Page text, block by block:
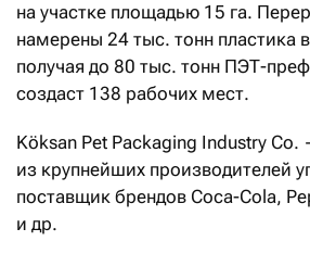
на участке площадью 15 га.
намерены 24 тыс. тонн пластика
получая до 80 тыс. тонн ПЭТ-
создаст 138 рабочих мест.
Köksan Pet Packaging Industry
из крупнейших производителей
поставщик брендов Coca-Cola,
и др.